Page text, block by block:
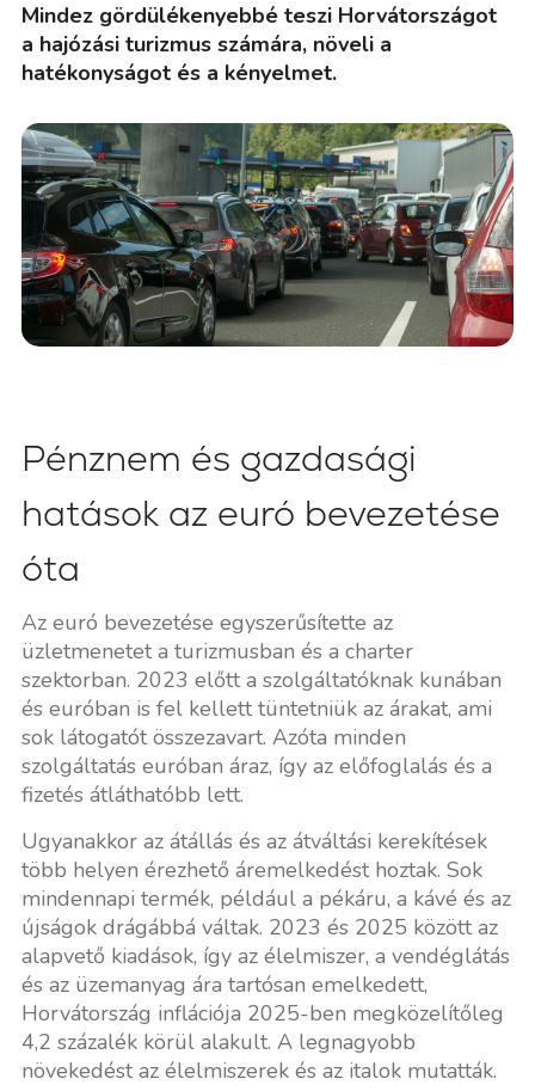
Mindez gördülékenyebbé teszi Horvátországot
a hajózási turizmus számára, növeli a
hatékonyságot és a kényelmet.
Pénznem és gazdasági
hatások az euró bevezetése
óta
Az euró bevezetése egyszerűsítette az
üzletmenetet a turizmusban és a charter
szektorban. 2023 előtt a szolgáltatóknak kunában
és euróban is fel kellett tüntetniük az árakat, ami
sok látogatót összezavart. Azóta minden
szolgáltatás euróban áraz, így az előfoglalás és a
fizetés átláthatóbb lett.
Ugyanakkor az átállás és az átváltási kerekítések
több helyen érezhető áremelkedést hoztak. Sok
mindennapi termék, például a pékáru, a kávé és az
újságok drágábbá váltak. 2023 és 2025 között az
alapvető kiadások, így az élelmiszer, a vendéglátás
és az üzemanyag ára tartósan emelkedett,
Horvátország inflációja 2025-ben megközelítőleg
4,2 százalék körül alakult. A legnagyobb
növekedést az élelmiszerek és az italok mutatták.